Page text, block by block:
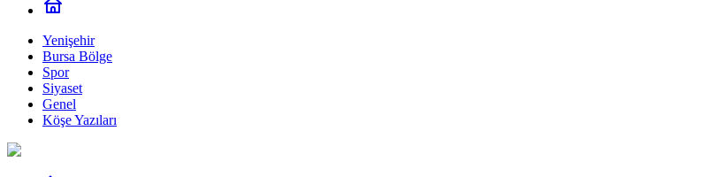
Yenişehir
Bursa Bölge
Spor
Siyaset
Genel
Köşe Yazıları